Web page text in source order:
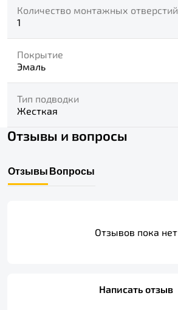
Количество монтажных отверстий
1
Покрытие
Эмаль
Тип подводки
Жесткая
Отзывы и вопросы
Отзывы Вопросы
Отзывов пока нет
Написать отзыв